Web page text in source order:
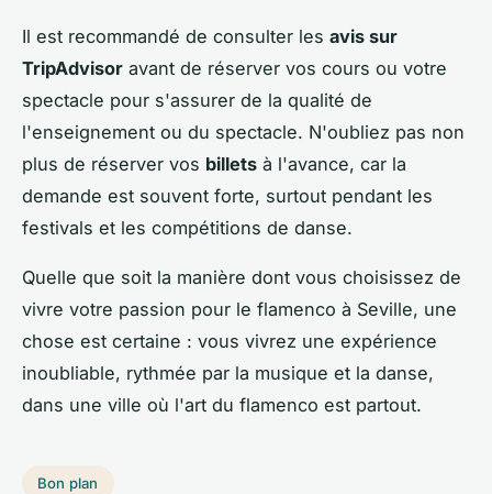
Il est recommandé de consulter les avis sur
TripAdvisor avant de réserver vos cours ou votre
spectacle pour s'assurer de la qualité de
l'enseignement ou du spectacle. N'oubliez pas non
plus de réserver vos billets à l'avance, car la
demande est souvent forte, surtout pendant les
festivals et les compétitions de danse.
Quelle que soit la manière dont vous choisissez de
vivre votre passion pour le flamenco à Seville, une
chose est certaine : vous vivrez une expérience
inoubliable, rythmée par la musique et la danse,
dans une ville où l'art du flamenco est partout.
Bon plan